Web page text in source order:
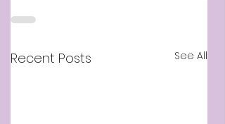
Recent Posts See All